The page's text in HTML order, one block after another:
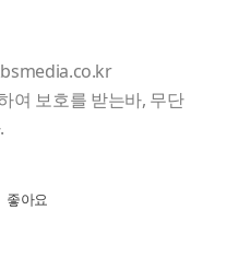
여 보호를 받는바, 무단
좋아요